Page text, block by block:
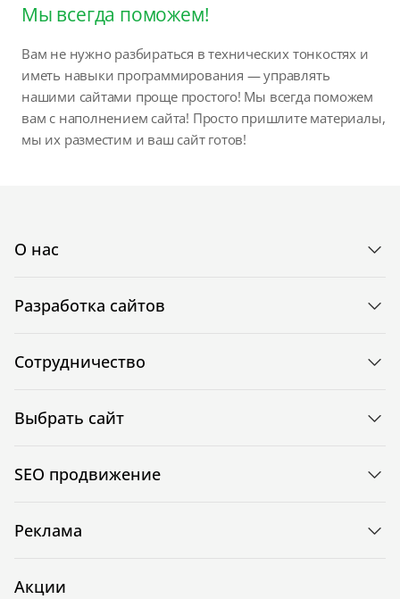
Мы всегда поможем!
Вам не нужно разбираться в технических тонкостях и
иметь навыки программирования — управлять
нашими сайтами проще простого! Мы всегда поможем
вам с наполнением сайта! Просто пришлите материалы,
мы их разместим и ваш сайт готов!
О нас
Разработка сайтов
Сотрудничество
Выбрать сайт
SEO продвижение
Реклама
Акции